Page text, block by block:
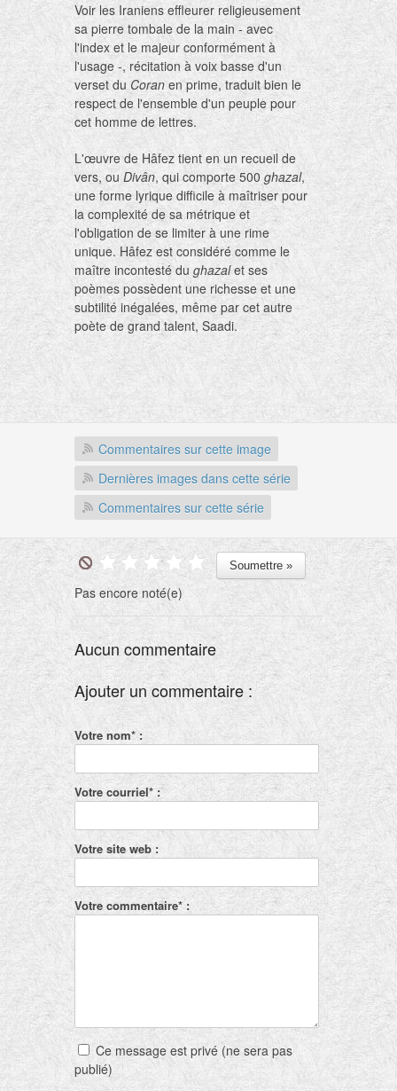
Voir les Iraniens effleurer religieusement
sa pierre tombale de la main - avec
l'index et le majeur conformément à
l'usage -, récitation à voix basse d'un
verset du Coran en prime, traduit bien le
respect de l'ensemble d'un peuple pour
cet homme de lettres.
L'œuvre de Hâfez tient en un recueil de
vers, ouDivân, qui comporte 500 ghazal,
une forme lyrique difficile à maîtriser pour
la complexité de sa métrique et
l'obligation de se limiter à une rime
unique. Hâfez est considéré comme le
maître incontesté du ghazalet ses
poèmes possèdent une richesse et une
subtilité inégalées, même par cet autre
poète de grand talent, Saadi.
Commentaires sur cette image
Dernières images dans cette série
Commentaires sur cette série
Pas encore noté(e)
Aucun commentaire
Ajouter un commentaire :
Votre nom* :
Votre courriel* :
Votre site web :
Votre commentaire* :
Ce message est privé (ne sera pas
publié)